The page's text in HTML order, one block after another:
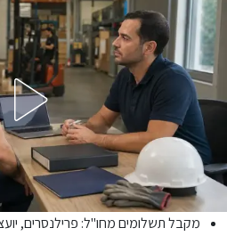
מקבל תשלומים מחו"ל: פרילנסרים,